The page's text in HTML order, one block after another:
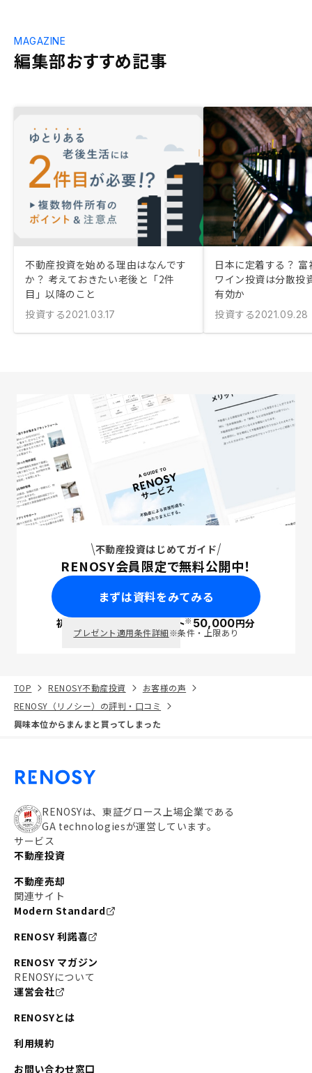
編集部おすすめ記事
MAGAZINE
不動産投資を始める理由はなんです
か？ 考えておきたい老後と「2件
目」以降のこと
投資する2021.03.17
日本に定着する？
ワイン投資は分散投
有効か
投資する2021.09.28
不動産投資はじめてガイド
RENOSY会員限定で無料公開中！
まずは資料をみてみる
初回面談で ポイント※50,000円分
プレゼント適用条件詳細※条件・上限あり
TOP RENOSY不動産投資
お客様の声
RENOSY（リノシー）の評判・口コミ
興味本位からまんまと買ってしまった
RENOSYは、東証グロース上場企業である
GA technologiesが運営しています。
サービス
不動産投資
不動産売却
関連サイト
Modern Standard
RENOSY 利諾喜
RENOSY マガジン
RENOSYについて
運営会社
RENOSYとは
利用規約
お問い合わせ窓口